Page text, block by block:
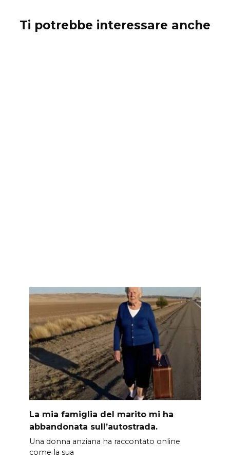
Ti potrebbe interessare anche
La mia famiglia del marito mi ha
abbandonata sull’autostrada.
Una donna anziana ha raccontato online
come la sua